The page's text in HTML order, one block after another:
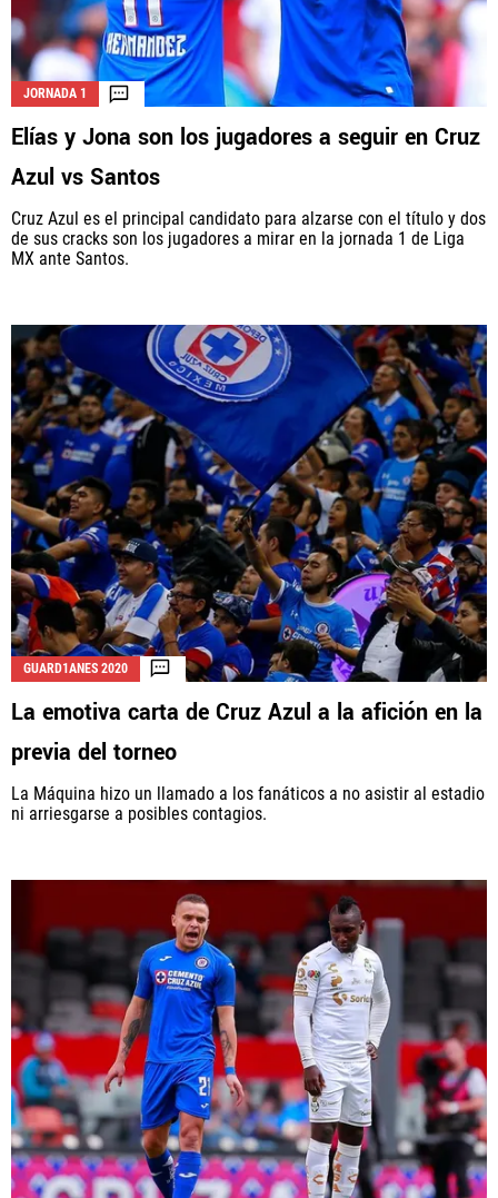
JORNADA 1
Elías y Jona son los jugadores a seguir en Cruz
Azul vs Santos
Cruz Azul es el principal candidato para alzarse con el título y dos
de sus cracks son los jugadores a mirar en la jornada 1 de Liga
MX ante Santos.
GUARD1ANES 2020
La emotiva carta de Cruz Azul a la afición en la
previa del torneo
La Máquina hizo un llamado a los fanáticos a no asistir al estadio
ni arriesgarse a posibles contagios.